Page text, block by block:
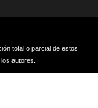
total o parcial de estos
autores.